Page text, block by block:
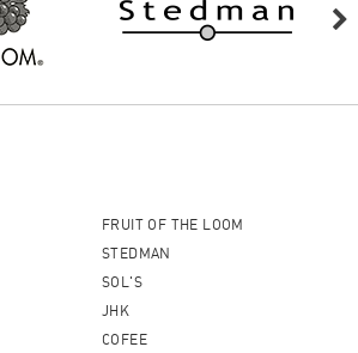
FRUIT OF THE LOOM
STEDMAN
SOL'S
JHK
COFEE